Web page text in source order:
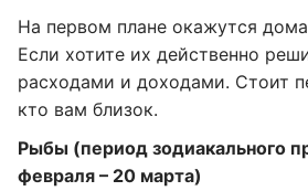
На первом плане окажутся
Если хотите их действенно
расходами и доходами. Стоит
кто вам близок.
Рыбы (период зодиакального
февраля – 20 марта)